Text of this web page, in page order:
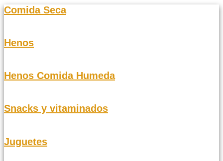
Comida Seca
Henos
Henos Comida Humeda
Snacks y vitaminados
Juguetes